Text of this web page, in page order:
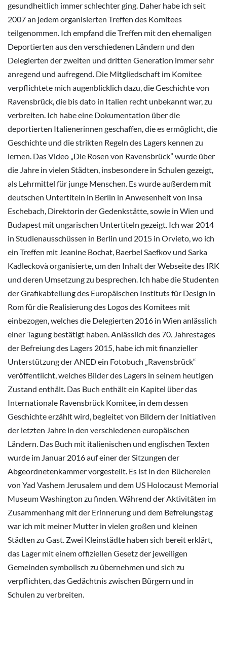
gesundheitlich immer schlechter ging. Daher habe ich seit
2007 an jedem organisierten Treffen des Komitees
teilgenommen. Ich empfand die Treffen mit den ehemaligen
Deportierten aus den verschiedenen Ländern und den
Delegierten der zweiten und dritten Generation immer sehr
anregend und aufregend. Die Mitgliedschaft im Komitee
verpflichtete mich augenblicklich dazu, die Geschichte von
Ravensbrück, die bis dato in Italien recht unbekannt war, zu
verbreiten. Ich habe eine Dokumentation über die
deportierten Italienerinnen geschaffen, die es ermöglicht, die
Geschichte und die strikten Regeln des Lagers kennen zu
lernen. Das Video „Die Rosen von Ravensbrück” wurde über
die Jahre in vielen Städten, insbesondere in Schulen gezeigt,
als Lehrmittel für junge Menschen. Es wurde außerdem mit
deutschen Untertiteln in Berlin in Anwesenheit von Insa
Eschebach, Direktorin der Gedenkstätte, sowie in Wien und
Budapest mit ungarischen Untertiteln gezeigt. Ich war 2014
in Studienausschüssen in Berlin und 2015 in Orvieto, wo ich
ein Treffen mit Jeanine Bochat, Baerbel Saefkov und Sarka
Kadleckovà organisierte, um den Inhalt der Webseite des IRK
und deren Umsetzung zu besprechen. Ich habe die Studenten
der Grafikabteilung des Europäischen Instituts für Design in
Rom für die Realisierung des Logos des Komitees mit
einbezogen, welches die Delegierten 2016 in Wien anlässlich
einer Tagung bestätigt haben. Anlässlich des 70. Jahrestages
der Befreiung des Lagers 2015, habe ich mit finanzieller
Unterstützung der ANED ein Fotobuch „Ravensbrück“
veröffentlicht, welches Bilder des Lagers in seinem heutigen
Zustand enthält. Das Buch enthält ein Kapitel über das
Internationale Ravensbrück Komitee, in dem dessen
Geschichte erzählt wird, begleitet von Bildern der Initiativen
der letzten Jahre in den verschiedenen europäischen
Ländern. Das Buch mit italienischen und englischen Texten
wurde im Januar 2016 auf einer der Sitzungen der
Abgeordnetenkammer vorgestellt. Es ist in den Büchereien
von Yad Vashem Jerusalem und dem US Holocaust Memorial
Museum Washington zu finden. Während der Aktivitäten im
Zusammenhang mit der Erinnerung und dem Befreiungstag
war ich mit meiner Mutter in vielen großen und kleinen
Städten zu Gast. Zwei Kleinstädte haben sich bereit erklärt,
das Lager mit einem offiziellen Gesetz der jeweiligen
Gemeinden symbolisch zu übernehmen und sich zu
verpflichten, das Gedächtnis zwischen Bürgern und in
Schulen zu verbreiten.